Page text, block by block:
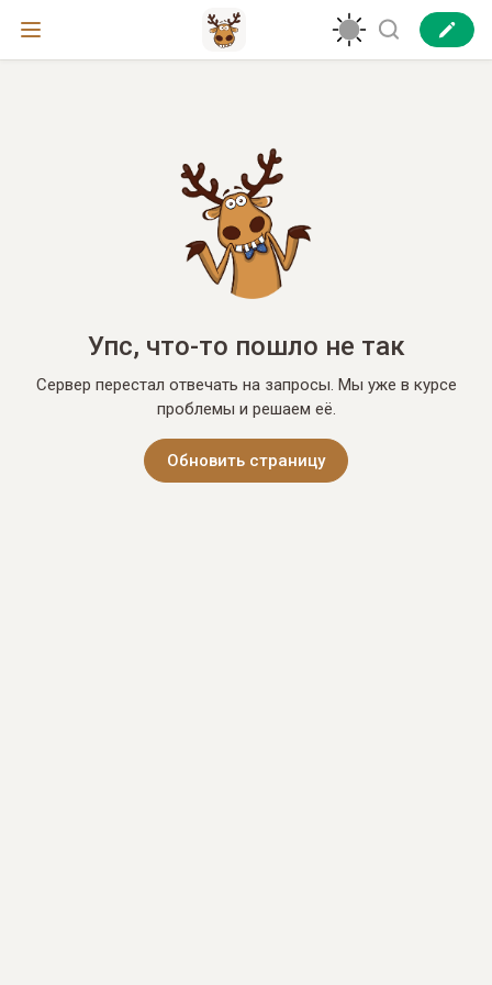
Упс, что-то пошло не так
Сервер перестал отвечать на запросы. Мы уже в курсе
проблемы и решаем её.
Обновить страницу